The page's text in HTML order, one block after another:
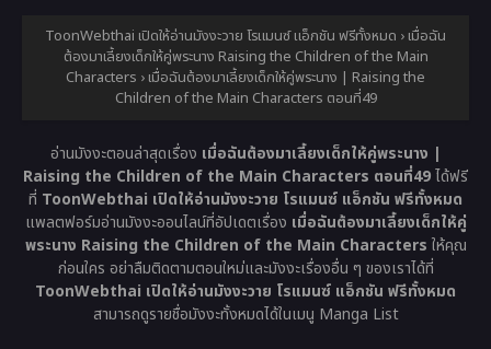
ToonWebthai เปิดให้อ่านมังงะวาย โรแมนซ์ แอ็กชัน ฟรีทั้งหมด › เมื่อฉัน
ต้องมาเลี้ยงเด็กให้คู่พระนาง Raising the Children of the Main
Characters › เมื่อฉันต้องมาเลี้ยงเด็กให้คู่พระนาง | Raising the
Children of the Main Characters ตอนที่49
อ่านมังงะตอนล่าสุดเรื่อง เมื่อฉันต้องมาเลี้ยงเด็กให้คู่พระนาง |
Raising the Children of the Main Characters ตอนที่49ได้ฟรี
ที่ ToonWebthai เปิดให้อ่านมังงะวาย โรแมนซ์ แอ็กชัน ฟรีทั้งหมด
แพลตฟอร์มอ่านมังงะออนไลน์ที่อัปเดตเรื่อง เมื่อฉันต้องมาเลี้ยงเด็กให้คู่
พระนาง Raising the Children of the Main Characters ให้คุณ
ก่อนใคร อย่าลืมติดตามตอนใหม่และมังงะเรื่องอื่น ๆ ของเราได้ที่
ToonWebthai เปิดให้อ่านมังงะวาย โรแมนซ์ แอ็กชัน ฟรีทั้งหมด
สามารถดูรายชื่อมังงะทั้งหมดได้ในเมนู Manga List